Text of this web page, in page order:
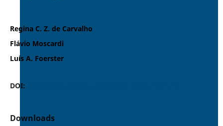
Regina C. Z. de Carvalho
Flávio Moscardi
Luís A. Foerster
DOI:
Downloads